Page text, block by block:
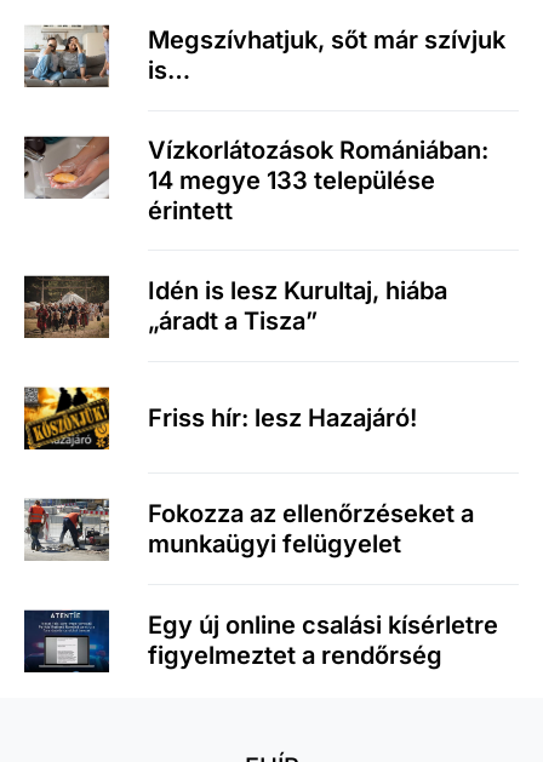
Megszívhatjuk, sőt már szívjuk
is…
Vízkorlátozások Romániában:
14 megye 133 települése
érintett
Idén is lesz Kurultaj, hiába
„áradt a Tisza”
Friss hír: lesz Hazajáró!
Fokozza az ellenőrzéseket a
munkaügyi felügyelet
Egy új online csalási kísérletre
figyelmeztet a rendőrség